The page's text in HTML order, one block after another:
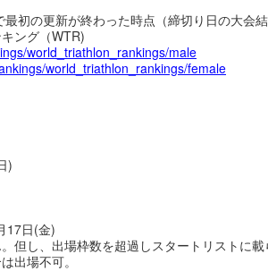
初の更新が終わった時点（締切り日の大会
ング（WTR)
world_triathlon_rankings/male
world_triathlon_rankings/female
)
17日(金)
但し、出場枠数を超過しスタートリストに
出場不可。